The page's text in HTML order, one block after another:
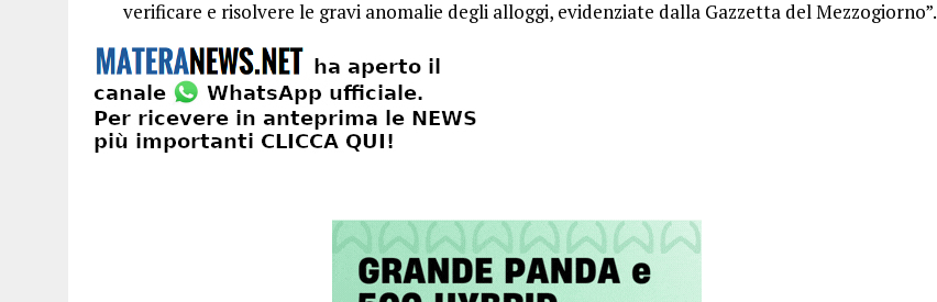
verificare e risolvere le gravi anomalie degli alloggi, evidenziate dalla Gazzetta del Mezzogiorno”.